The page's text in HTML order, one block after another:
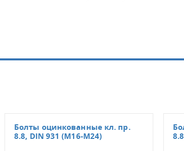
Болты оцинкованные кл. пр.
8.8, DIN 931 (М16-М24)